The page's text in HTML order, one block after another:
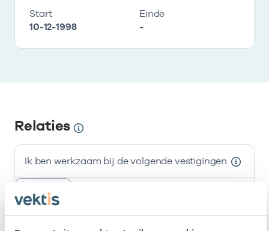
Start
10-12-1998
Einde
-
Relaties
Ik ben werkzaam bij de volgende vestigingen
Alleen actieve